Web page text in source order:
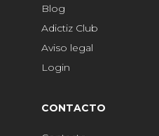
Blog
Adictiz Club
Aviso legal
Login
CONTACTO